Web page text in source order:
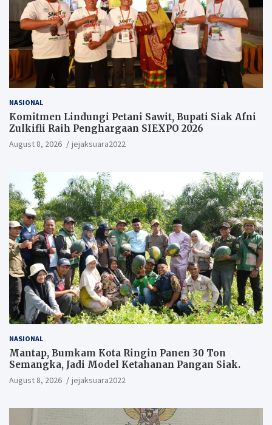
NASIONAL
Komitmen Lindungi Petani Sawit, Bupati Siak Afni
Zulkifli Raih Penghargaan SIEXPO 2026
August 8, 2026 jejaksuara2022
NASIONAL
Mantap, Bumkam Kota Ringin Panen 30 Ton
Semangka, Jadi Model Ketahanan Pangan Siak.
August 8, 2026 jejaksuara2022